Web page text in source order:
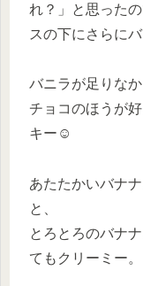
れ？」と思った
スの下にさらに
バニラが足りな
チョコのほうが
キー☺
あたたかいバナ
と、
とろとろのバナ
てもクリーミー。